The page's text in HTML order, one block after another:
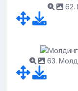
62.
63.